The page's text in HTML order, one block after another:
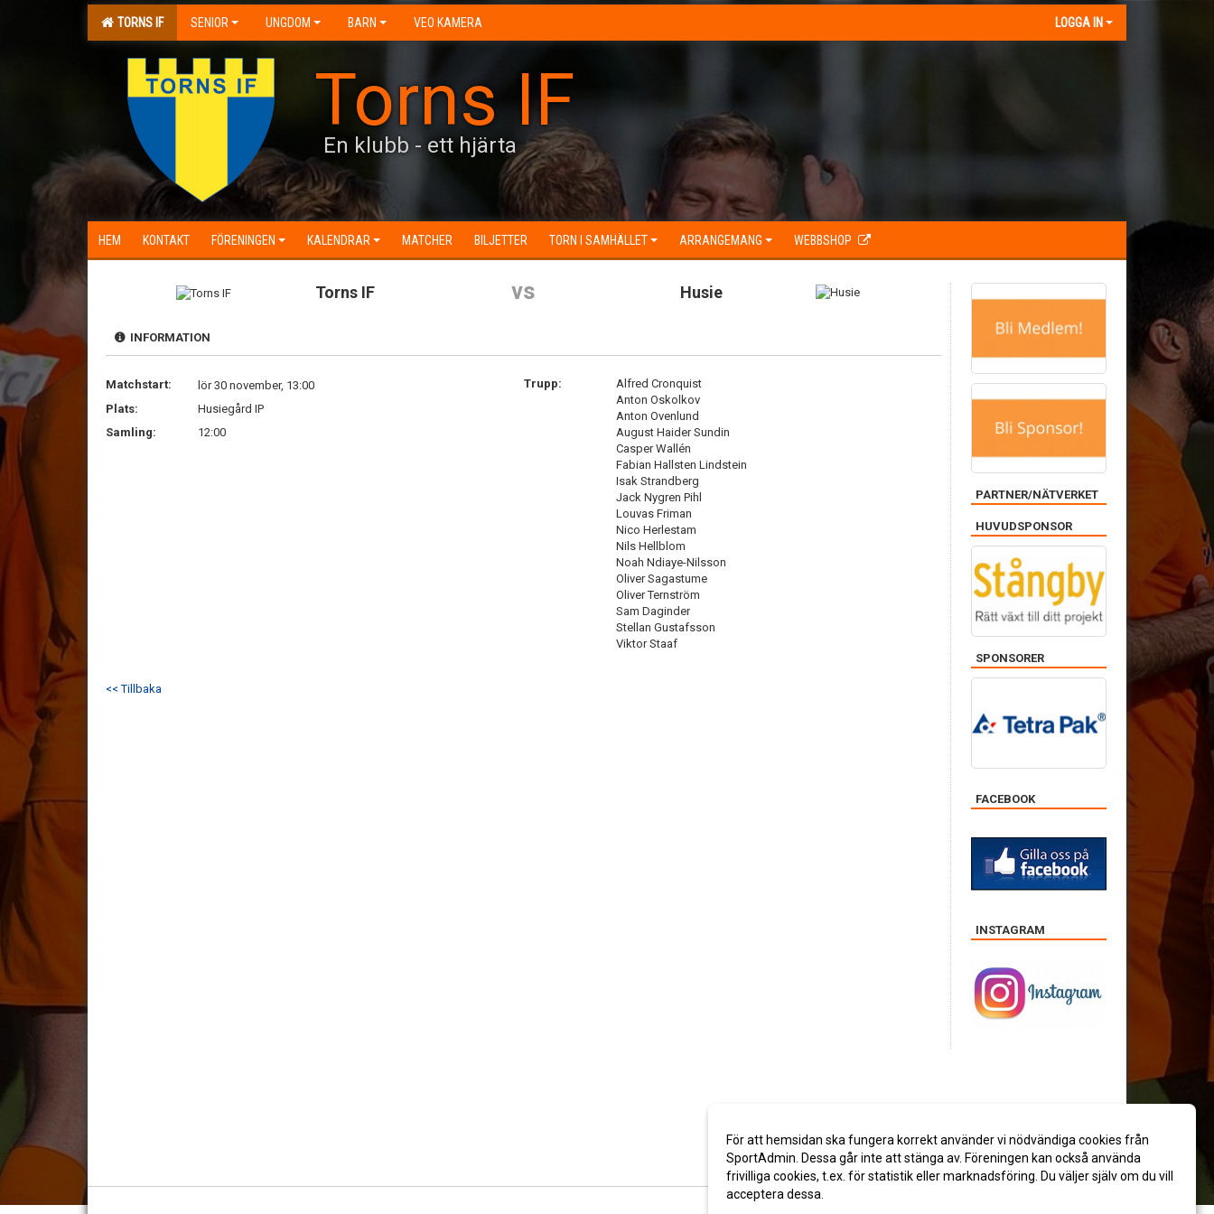
TORNS IF SENIOR UNGDOM BARN VEO KAMERA LOGGA IN
Torns IF
En klubb - ett hjärta
HEM KONTAKT FÖRENINGEN KALENDRAR MATCHER BILJETTER TORN I SAMHÄLLET ARRANGEMANG WEBBSHOP
Torns IF vs Husie
INFORMATION
Matchstart:
lör 30 november, 13:00
Plats:
Husiegård IP
Samling:
12:00
Trupp:
Alfred Cronquist
Anton Oskolkov
Anton Ovenlund
August Haider Sundin
Casper Wallén
Fabian Hallsten Lindstein
Isak Strandberg
Jack Nygren Pihl
Louvas Friman
Nico Herlestam
Nils Hellblom
Noah Ndiaye-Nilsson
Oliver Sagastume
Oliver Ternström
Sam Daginder
Stellan Gustafsson
Viktor Staaf
<< Tillbaka
PARTNER/NÄTVERKET
HUVUDSPONSOR
SPONSORER
FACEBOOK
INSTAGRAM
För att hemsidan ska fungera korrekt använder vi nödvändiga cookies från
SportAdmin. Dessa går inte att stänga av. Föreningen kan också använda
frivilliga cookies, t.ex. för statistik eller marknadsföring. Du väljer själv om du vill
acceptera dessa.